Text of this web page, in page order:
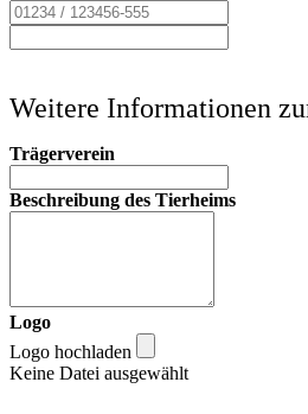
Weitere Informationen
Trägerverein
Beschreibung des Tierheims
Logo
Logo hochladen
Keine Datei ausgewählt